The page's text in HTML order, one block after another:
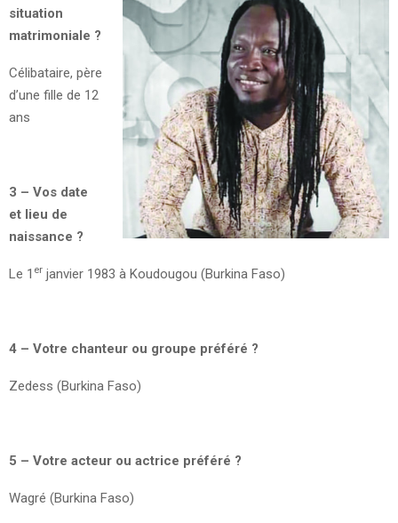
situation
matrimoniale ?
Célibataire, père
d’une fille de 12
ans
3 – Vos date
et lieu de
naissance ?
Le 1 er janvier 1983 à Koudougou (Burkina Faso)
4 – Votre chanteur ou groupe préféré ?
Zedess (Burkina Faso)
5 – Votre acteur ou actrice préféré ?
Wagré (Burkina Faso)